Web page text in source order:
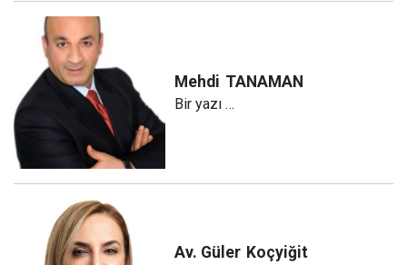
Mehdi TANAMAN
Bir yazı …
Av. Güler Koçyiğit